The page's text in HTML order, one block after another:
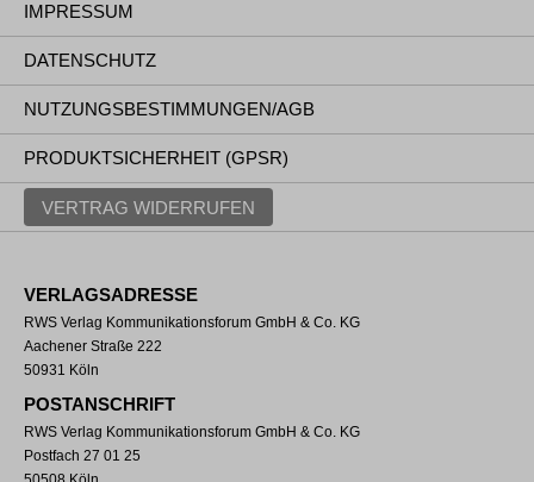
IMPRESSUM
DATENSCHUTZ
NUTZUNGSBESTIMMUNGEN/AGB
PRODUKTSICHERHEIT (GPSR)
VERTRAG WIDERRUFEN
VERLAGSADRESSE
RWS Verlag Kommunikationsforum GmbH & Co. KG
Aachener Straße 222
50931 Köln
POSTANSCHRIFT
RWS Verlag Kommunikationsforum GmbH & Co. KG
Postfach 27 01 25